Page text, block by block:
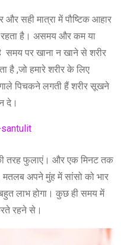
और सही मात्रा में पौष्टिक आहार
रहता है। असमय और कम या
समय पर खाना न खाने से शरीर
है ,जो हमारे शरीर के लिए
पिचकने लगती हैं शरीर सूखने
दे।
की तरह फुलाएं। और एक मिनट तक
अपने मुंह में सांसो को भार
लाभ होगा। कुछ ही समय में
रहने से।